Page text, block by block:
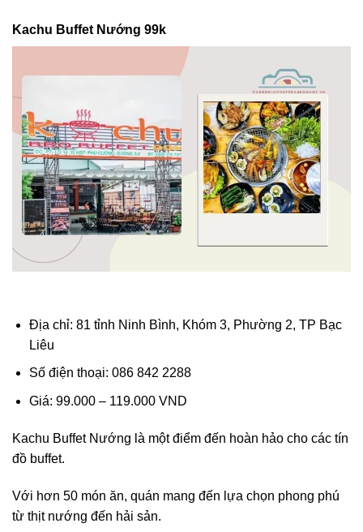
Kachu Buffet Nướng 99k
Địa chỉ: 81 tỉnh Ninh Bình, Khóm 3, Phường 2, TP Bạc
Liêu
Số điện thoại: 086 842 2288
Giá: 99.000 – 119.000 VND
Kachu Buffet Nướng là một điểm đến hoàn hảo cho các tín
đồ buffet.
Với hơn 50 món ăn, quán mang đến lựa chọn phong phú
từ thịt nướng đến hải sản.